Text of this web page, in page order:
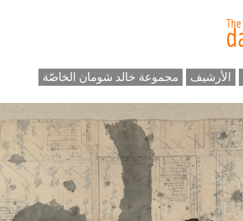
الأرشيف مجموعة خالد شومان الخاصّة